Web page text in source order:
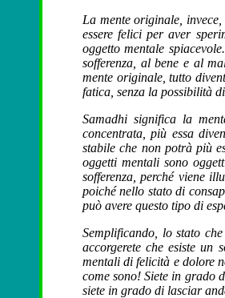
La mente originale,
essere felici per aver
oggetto mentale
sofferenza, al bene e al
mente originale, tutto
fatica, senza la possibilità
Samadhi significa la
concentrata, più essa
stabile che non potrà più
oggetti mentali sono
sofferenza, perché viene
poiché nello stato di
può avere questo tipo di
Semplificando, lo stato
accorgerete che esiste un
mentali di felicità e dolore
come sono! Siete in grado
siete in grado di lasciar